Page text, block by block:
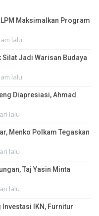
Maksimalkan Program
lalu
Silat Jadi Warisan Budaya
lalu
Diapresiasi, Ahmad
lalu
Menko Polkam Tegaskan
lalu
Taj Yasin Minta
lalu
IKN, Furnitur